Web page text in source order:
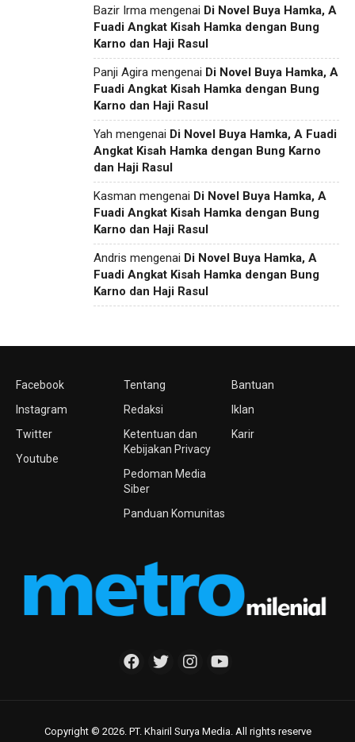
Bazir Irma mengenai Di Novel Buya Hamka, A
Fuadi Angkat Kisah Hamka dengan Bung
Karno dan Haji Rasul
Panji Agira mengenai Di Novel Buya Hamka, A
Fuadi Angkat Kisah Hamka dengan Bung
Karno dan Haji Rasul
Yah mengenai Di Novel Buya Hamka, A Fuadi
Angkat Kisah Hamka dengan Bung Karno
dan Haji Rasul
Kasman mengenai Di Novel Buya Hamka, A
Fuadi Angkat Kisah Hamka dengan Bung
Karno dan Haji Rasul
Andris mengenai Di Novel Buya Hamka, A
Fuadi Angkat Kisah Hamka dengan Bung
Karno dan Haji Rasul
Facebook
Instagram
Twitter
Youtube
Tentang
Redaksi
Ketentuan dan
Kebijakan Privacy
Pedoman Media
Siber
Panduan Komunitas
Bantuan
Iklan
Karir
Copyright © 2026. PT. Khairil Surya Media. All rights reserve